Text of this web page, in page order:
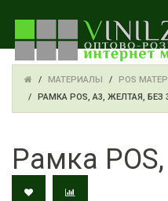
МАТЕРИАЛЫ
POS
РАМКА POS, А3, ЖЕЛТАЯ,
Рамка